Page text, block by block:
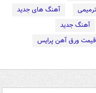
آهنگ های جدید
آهنگ جدید
قیمت ورق آهن پرایس